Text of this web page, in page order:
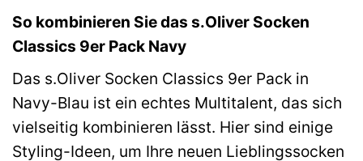
So kombinieren Sie das s.Oliver Socken
Classics 9er Pack Navy
Das s.Oliver Socken Classics 9er Pack in
Navy-Blau ist ein echtes Multitalent, das sich
vielseitig kombinieren lässt. Hier sind einige
Styling-Ideen, um Ihre neuen Lieblingssocken